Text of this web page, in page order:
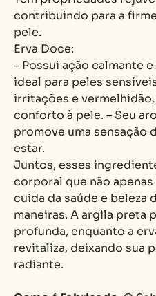
contribuindo para a
pele.
Erva Doce:
– Possui ação calmante
ideal para peles
irritações e
conforto à pele. – Seu
promove uma sensação
estar.
Juntos, esses
corporal que não
cuida da saúde e beleza
maneiras. A argila preta
profunda, enquanto a
revitaliza, deixando sua
radiante.